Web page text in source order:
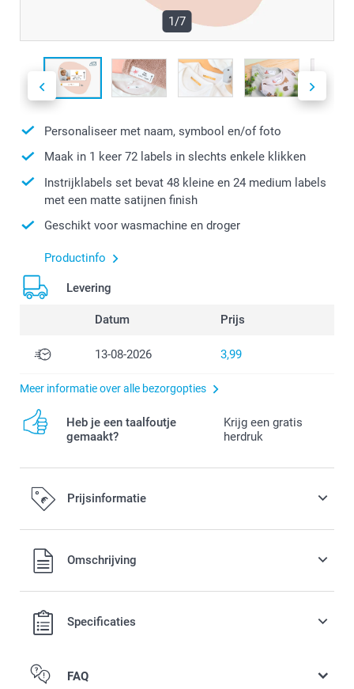
1/7
Personaliseer met naam, symbool en/of foto
Maak in 1 keer 72 labels in slechts enkele klikken
Instrijklabels set bevat 48 kleine en 24 medium labels
met een matte satijnen finish
Geschikt voor wasmachine en droger
Productinfo
Levering
Datum Prijs
13-08-2026 3,99
Meer informatie over alle bezorgopties
Heb je een taalfoutje
gemaakt?
Krijg een gratis
herdruk
Prijsinformatie
Alle prijzen zijn in EURO (€) inclusief BTW en exclusief
verzendkosten.Omschrijving
Specificaties
FAQ